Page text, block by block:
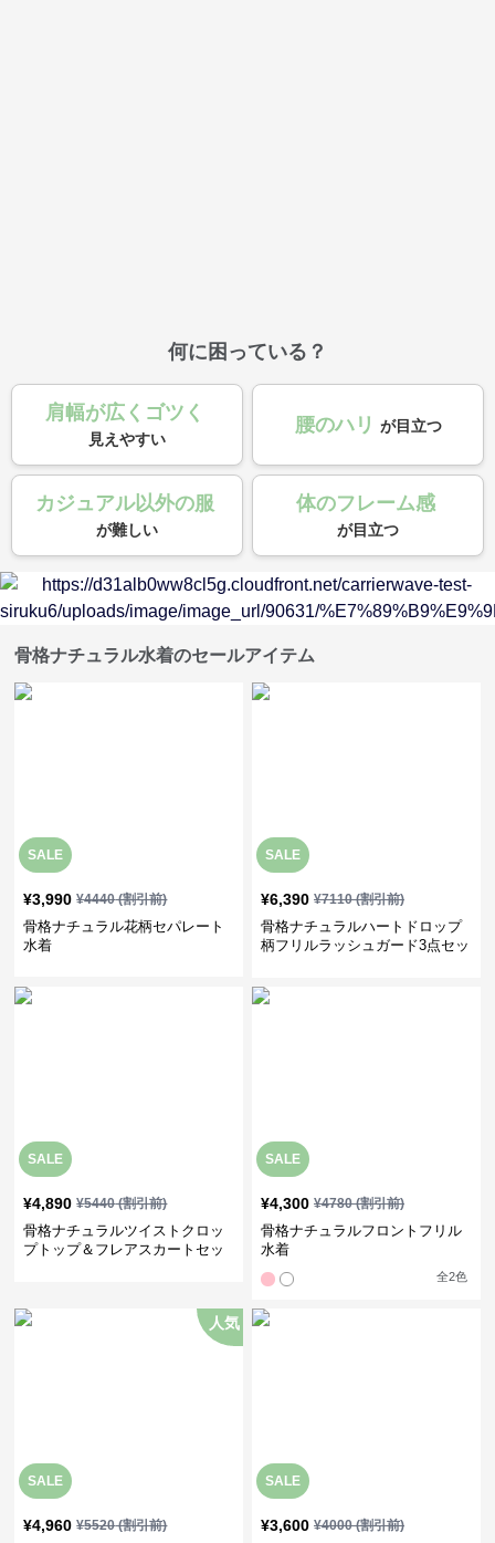
何に困っている？
肩幅が広くゴツく
見えやすい
腰のハリ が目立つ
カジュアル以外の服
が難しい
体のフレーム感
が目立つ
骨格ナチュラル水着のセールアイテム
SALE
¥3,990 ¥4440(割引前)
骨格ナチュラル花柄セパレート
水着
SALE
¥6,390 ¥7110(割引前)
骨格ナチュラルハートドロップ
柄フリルラッシュガード3点セッ
SALE
¥4,890 ¥5440(割引前)
骨格ナチュラルツイストクロッ
プトップ＆フレアスカートセッ
SALE
¥4,300 ¥4780(割引前)
骨格ナチュラルフロントフリル
水着
全2色
SALE
人気
¥4,960 ¥5520(割引前)
SALE
¥3,600 ¥4000(割引前)